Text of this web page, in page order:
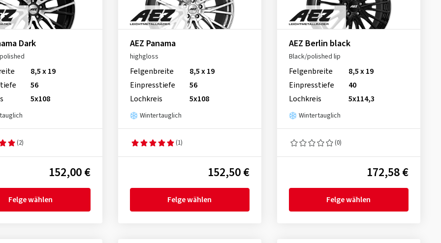
Dark
8,5 x 19
56
5x108
(2)
152,00 €
Felge wählen
AEZ Panama
highgloss
Felgenbreite
8,5 x 19
Einpresstiefe
56
Lochkreis
5x108
Wintertauglich
(1)
152,50 €
Felge wählen
AEZ Berlin black
Black/polished lip
Felgenbreite
8,5 x 19
Einpresstiefe
40
Lochkreis
5x114,3
Wintertauglich
(0)
172,58 €
Felge wählen